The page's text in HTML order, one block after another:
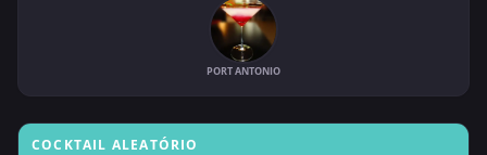
PORT ANTONIO
COCKTAIL ALEATÓRIO